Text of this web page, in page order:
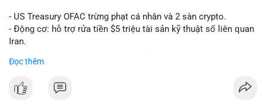
- US Treasury OFAC trừng phạt cá nhân và 2 sàn crypto.
- Động cơ: hỗ trợ rửa tiền $5 triệu tài sản kỹ thuật số liên quan
Iran.
- Tác động: rủi ro cho thị trường crypto, tăng áp lực pháp lý.
#binancesquare
Đọc thêm